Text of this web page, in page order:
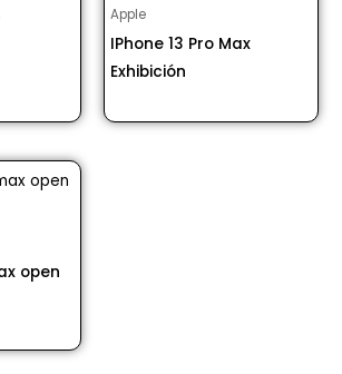
Apple
IPhone 13 Pro Max
Exhibición
open